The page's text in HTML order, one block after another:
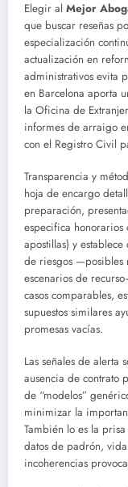
Elegir al Mejor
que buscar reseñas
especialización
actualización en
administrativos evita
en Barcelona aporta
la Oficina de
informes de arraigo
con el Registro Civil
Transparencia y
hoja de encargo
preparación,
especifica honorarios
apostillas) y
de riesgos —posibles
escenarios de
casos comparables,
supuestos similares
promesas vacías.
Las señales de alerta
ausencia de contrato
de “modelos”
minimizar la
También lo es la
datos de padrón,
incoherencias